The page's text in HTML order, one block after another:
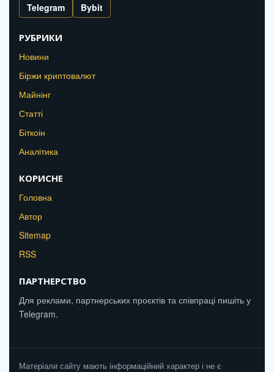
Telegram Bybit
РУБРИКИ
Новини
Біржи криптовалют
Майнінг
Статті
Біткоін
Аналітика
КОРИСНЕ
Головна
Автор
Sitemap
RSS
ПАРТНЕРСТВО
Для реклами, партнерських проєктів та співпраці пишіть у
Telegram.
Матеріали сайту мають інформаційний характер і не є